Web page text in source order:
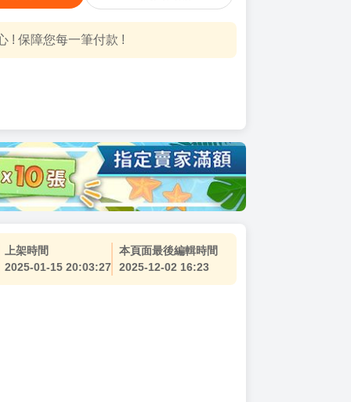
! 保障您每一筆付款 !